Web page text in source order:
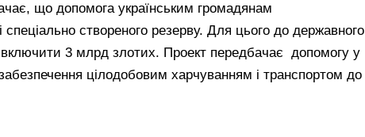
що допомога українським громадянам
спеціально створеного резерву. Для цього до державного
3 млрд злотих. Проект передбачає допомогу у
цілодобовим харчуванням і транспортом до